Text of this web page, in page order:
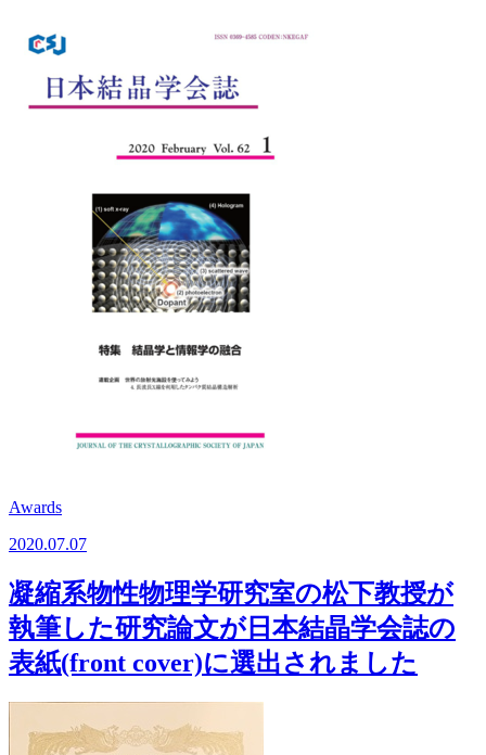
Awards
2020.07.07
凝縮系物性物理学研究室の松下教授が
執筆した研究論文が日本結晶学会誌の
表紙(front cover)に選出されました